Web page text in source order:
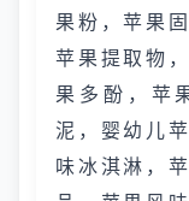
果粉，苹果
苹果提取物
果多酚，苹
泥，婴幼儿
味冰淇淋，